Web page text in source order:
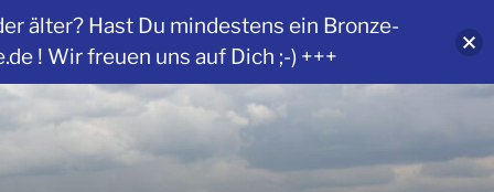
älter? Hast Du mindestens ein Bronze-
! Wir freuen uns auf Dich ;-) +++